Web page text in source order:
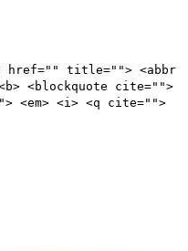
href="" title=""> <abbr
<blockquote cite="">
<em> <i> <q cite="">